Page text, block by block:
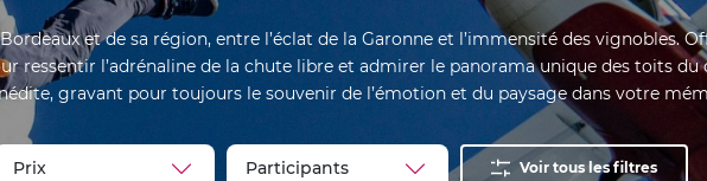
et de sa région, entre l’éclat de la Garonne et l’immensité des vignobles.
ressentir l’adrénaline de la chute libre et admirer le panorama unique des toits du
gravant pour toujours le souvenir de l’émotion et du paysage dans votre
Voir tous les filtres